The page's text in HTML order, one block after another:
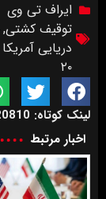
ایراف تی وی
توقیف کشتی,
دریایی آمریکا
۲۰
لینک کوتاه: https://iraf.ir/?p=120810
اخبار مرتبط